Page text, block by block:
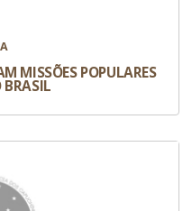
MISSÕES POPULARES
BRASIL